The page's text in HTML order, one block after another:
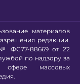
материалов
редакции.
ФС77-88669 от 22
по надзору за
сфере массовых